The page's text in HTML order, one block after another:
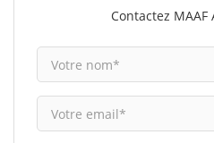
Contactez MAAF